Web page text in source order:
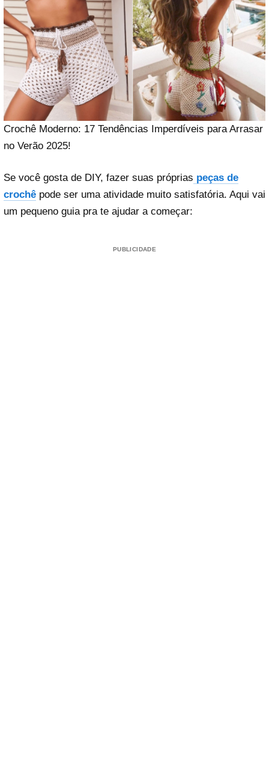
Crochê Moderno: 17 Tendências Imperdíveis para Arrasar
no Verão 2025!
Se você gosta de DIY, fazer suas próprias peças de
crochê pode ser uma atividade muito satisfatória. Aqui vai
um pequeno guia pra te ajudar a começar:
PUBLICIDADE